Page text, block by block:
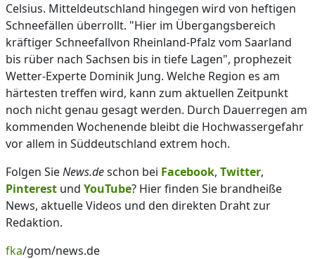
Celsius. Mitteldeutschland hingegen wird von heftigen
Schneefällen überrollt. "Hier im Übergangsbereich
kräftiger Schneefallvon Rheinland-Pfalz vom Saarland
bis rüber nach Sachsen bis in tiefe Lagen", prophezeit
Wetter-Experte Dominik Jung. Welche Region es am
härtesten treffen wird, kann zum aktuellen Zeitpunkt
noch nicht genau gesagt werden. Durch Dauerregen am
kommenden Wochenende bleibt die Hochwassergefahr
vor allem in Süddeutschland extrem hoch.
Folgen SieNews.deschon bei Facebook, Twitter,
Pinterest und YouTube? Hier finden Sie brandheiße
News, aktuelle Videos und den direkten Draht zur
Redaktion.
fka/gom/news.de